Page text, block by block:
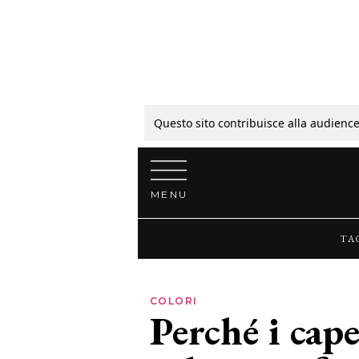
Questo sito contribuisce alla
Vai al contenuto
MENU
COLORI
Perché i